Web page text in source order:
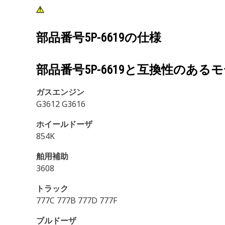
部品番号5P-6619の仕様
部品番号5P-6619と互換性のある
ガスエンジン
G3612 G3616
ホイールドーザ
854K
舶用補助
3608
トラック
777C 777B 777D 777F
ブルドーザ